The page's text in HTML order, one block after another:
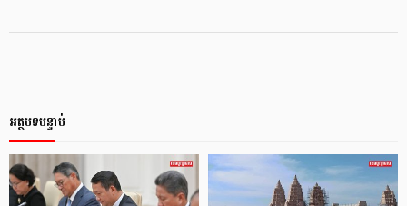
អត្ថបទបន្ទាប់